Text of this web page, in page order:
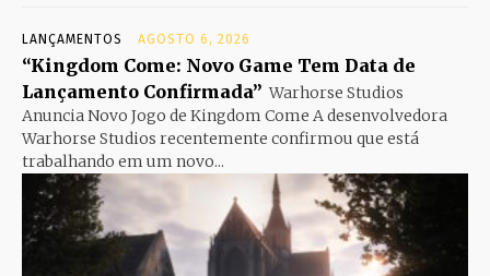
LANÇAMENTOS AGOSTO 6, 2026
“Kingdom Come: Novo Game Tem Data de
Lançamento Confirmada” Warhorse Studios
Anuncia Novo Jogo de Kingdom Come A desenvolvedora
Warhorse Studios recentemente confirmou que está
trabalhando em um novo...